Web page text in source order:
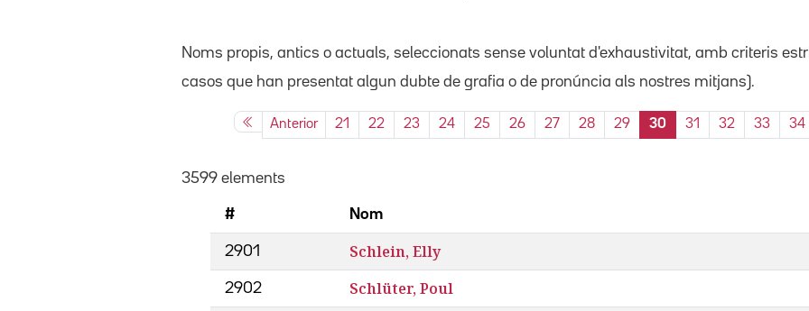
Noms propis, antics o actuals, seleccionats sense voluntat d'exhaustivitat, amb criteris
casos que han presentat algun dubte de grafia o de pronúncia als nostres mitjans).
Anterior 21 22 23 24 25 26 27 28 29 30 31 32 33 34
3599 elements
# Nom
2901 Schlein, Elly
2902 Schlüter, Poul